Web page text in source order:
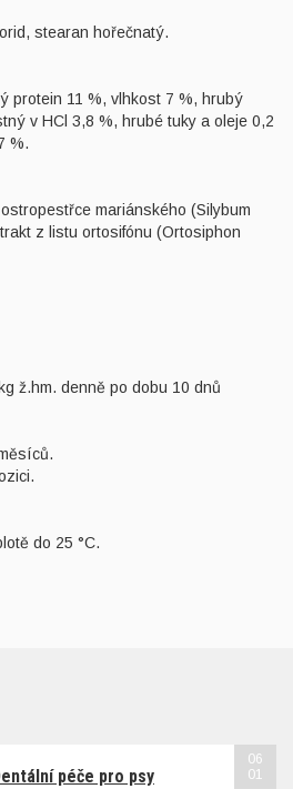
stearan hořečnatý.
protein 11 %, vlhkost 7 %, hrubý
v HCl 3,8 %, hrubé tuky a oleje 0,2
%.
mariánského (Silybum
z listu ortosifónu (Ortosiphon
ž.hm. denně po dobu 10 dnů
do 25 °C.
péče pro psy
06
01